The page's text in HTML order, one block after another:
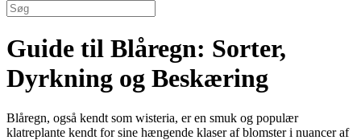
Guide til Blåregn: Sorter,
Dyrkning og Beskæring
Blåregn, også kendt som wisteria, er en smuk og populær
klatreplante kendt for sine hængende klaser af blomster i nuancer af